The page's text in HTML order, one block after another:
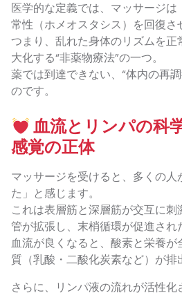
医学的な定義では、マッサージ
常性（ホメオスタシス）を回復さ
つまり、乱れた身体のリズムを
大化する“非薬物療法”の一つ。
薬では到達できない、“体内の再
のです。
血流とリンパの科
感覚の正体
マッサージを受けると、多くの人
た」と感じます。
これは表層筋と深層筋が交互に刺
管が拡張し、末梢循環が促進され
血流が良くなると、酸素と栄養
質（乳酸・二酸化炭素など）が排
さらに、リンパ液の流れが活性